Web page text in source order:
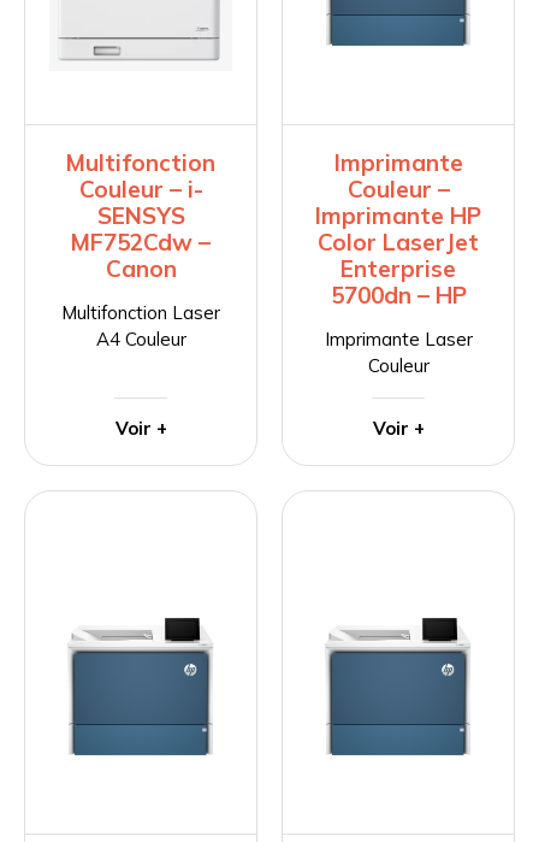
Multifonction
Couleur – i-
SENSYS
MF752Cdw –
Canon
Multifonction Laser
A4 Couleur
Voir +
Imprimante
Couleur –
Imprimante HP
Color LaserJet
Enterprise
5700dn – HP
Imprimante Laser
Couleur
Voir +